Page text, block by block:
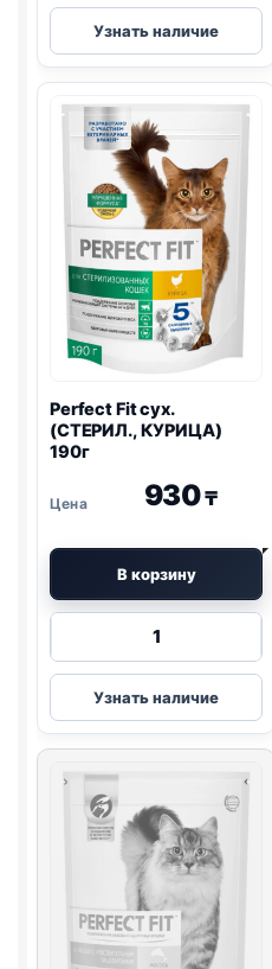
Perfect
Fit
сух.
КУРИЦА)
1,2кг
Узнать наличие
Perfect Fit сух.
(СТЕРИЛ., КУРИЦА)
190г
930₸
В корзину
Количество
Perfect
Fit
сух.
КУРИЦА)
190г
Узнать наличие